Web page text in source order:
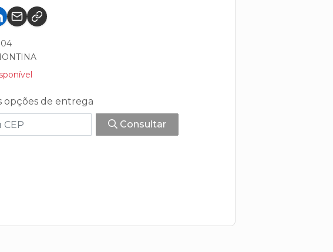
opções de entrega
Consultar